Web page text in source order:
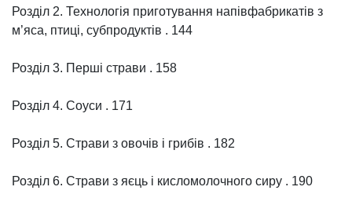
Розділ 2. Технологія приготування напівфабрикатів з
м’яса, птиці, субпродуктів . 144
Розділ 3. Перші страви . 158
Розділ 4. Соуси . 171
Розділ 5. Страви з овочів і грибів . 182
Розділ 6. Страви з яєць і кисломолочного сиру . 190